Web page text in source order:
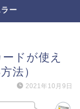
ー
ドが使え
法）
2021年10月9日